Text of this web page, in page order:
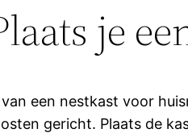
je
een nestkast voor
gericht. Plaats de